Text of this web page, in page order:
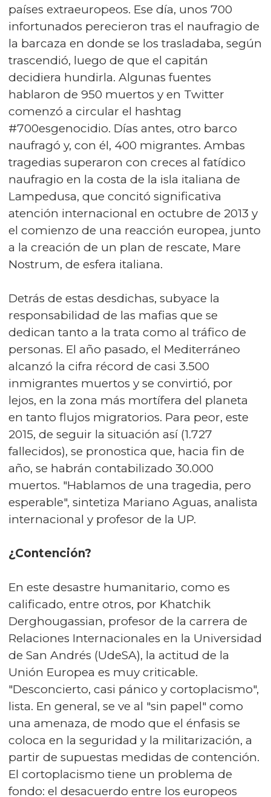
países extraeuropeos. Ese día, unos 700
infortunados perecieron tras el naufragio de
la barcaza en donde se los trasladaba, según
trascendió, luego de que el capitán
decidiera hundirla. Algunas fuentes
hablaron de 950 muertos y en Twitter
comenzó a circular el hashtag
#700esgenocidio. Días antes, otro barco
naufragó y, con él, 400 migrantes. Ambas
tragedias superaron con creces al fatídico
naufragio en la costa de la isla italiana de
Lampedusa, que concitó significativa
atención internacional en octubre de 2013 y
el comienzo de una reacción europea, junto
a la creación de un plan de rescate, Mare
Nostrum, de esfera italiana.
Detrás de estas desdichas, subyace la
responsabilidad de las mafias que se
dedican tanto a la trata como al tráfico de
personas. El año pasado, el Mediterráneo
alcanzó la cifra récord de casi 3.500
inmigrantes muertos y se convirtió, por
lejos, en la zona más mortífera del planeta
en tanto flujos migratorios. Para peor, este
2015, de seguir la situación así (1.727
fallecidos), se pronostica que, hacia fin de
año, se habrán contabilizado 30.000
muertos. "Hablamos de una tragedia, pero
esperable", sintetiza Mariano Aguas, analista
internacional y profesor de la UP.
¿Contención?
En este desastre humanitario, como es
calificado, entre otros, por Khatchik
Derghougassian, profesor de la carrera de
Relaciones Internacionales en la Universidad
de San Andrés (UdeSA), la actitud de la
Unión Europea es muy criticable.
"Desconcierto, casi pánico y cortoplacismo",
lista. En general, se ve al "sin papel" como
una amenaza, de modo que el énfasis se
coloca en la seguridad y la militarización, a
partir de supuestas medidas de contención.
El cortoplacismo tiene un problema de
fondo: el desacuerdo entre los europeos